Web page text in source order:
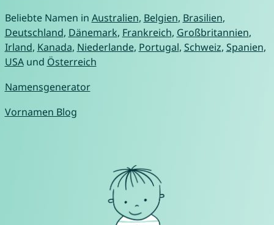
Beliebte Namen in Australien, Belgien, Brasilien,
Deutschland, Dänemark, Frankreich, Großbritannien,
Irland, Kanada, Niederlande, Portugal, Schweiz, Spanien,
USAund Österreich
Namensgenerator
Vornamen Blog